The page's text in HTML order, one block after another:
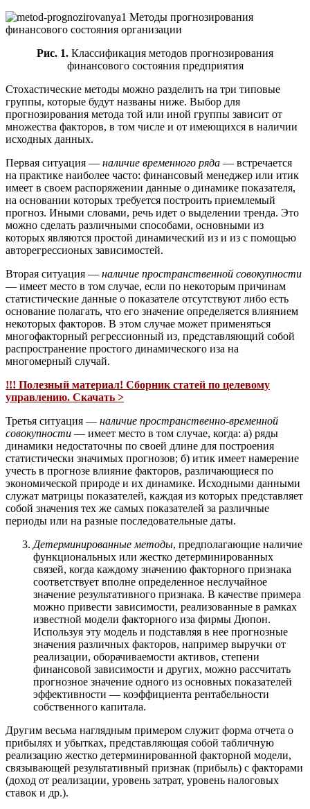
Рис. 1. Классификация методов прогнозирования
финансового состояния предприятия
Стохастические методы можно разделить на три типовые
группы, которые будут названы ниже. Выбор для
прогнозирования метода той или иной группы зависит от
множества факторов, в том числе и от имеющихся в наличии
исходных данных.
Первая ситуация — наличие временного ряда — встречается
на практике наиболее часто: финансовый менеджер или итик
имеет в своем распоряжении данные о динамике показателя,
на основании которых требуется построить приемлемый
прогноз. Иными словами, речь идет о выделении тренда. Это
можно сделать различными способами, основными из
которых являются простой динамический из и из с помощью
авторегрессионых зависимостей.
Вторая ситуация — наличие пространственной совокупности
— имеет место в том случае, если по некоторым причинам
статистические данные о показателе отсутствуют либо есть
основание полагать, что его значение определяется влиянием
некоторых факторов. В этом случае может применяться
многофакторный регрессионный из, представляющий собой
распространение простого динамического иза на
многомерный случай.
!!! Полезный материал! Сборник статей по целевому
управлению. Скачать >
Третья ситуация — наличие пространственно-временной
совокупности — имеет место в том случае, когда: а) ряды
динамики недостаточны по своей длине для построения
статистически значимых прогнозов; б) итик имеет намерение
учесть в прогнозе влияние факторов, различающиеся по
экономической природе и их динамике. Исходными данными
служат матрицы показателей, каждая из которых представляет
собой значения тех же самых показателей за различные
периоды или на разные последовательные даты.
Детерминированные методы, предполагающие наличие
функциональных или жестко детерминированных
связей, когда каждому значению факторного признака
соответствует вполне определенное неслучайное
значение результативного признака. В качестве примера
можно привести зависимости, реализованные в рамках
известной модели факторного иза фирмы Дюпон.
Используя эту модель и подставляя в нее прогнозные
значения различных факторов, например выручки от
реализации, оборачиваемости активов, степени
финансовой зависимости и других, можно рассчитать
прогнозное значение одного из основных показателей
эффективности — коэффициента рентабельности
собственного капитала.
Другим весьма наглядным примером служит форма отчета о
прибылях и убытках, представляющая собой табличную
реализацию жестко детерминированной факторной модели,
связывающей результативный признак (прибыль) с факторами
(доход от реализации, уровень затрат, уровень налоговых
ставок и др.).